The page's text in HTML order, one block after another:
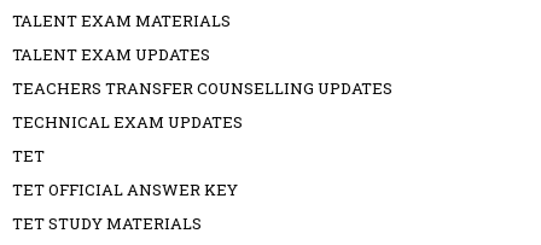
TALENT EXAM MATERIALS
TALENT EXAM UPDATES
TEACHERS TRANSFER COUNSELLING UPDATES
TECHNICAL EXAM UPDATES
TET
TET OFFICIAL ANSWER KEY
TET STUDY MATERIALS